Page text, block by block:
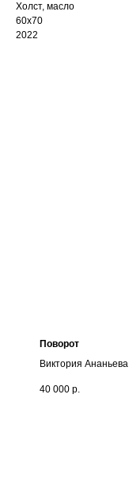
Холст, масло
60х70
2022
Поворот
Виктория Ананьева
фотография
40 000 р.